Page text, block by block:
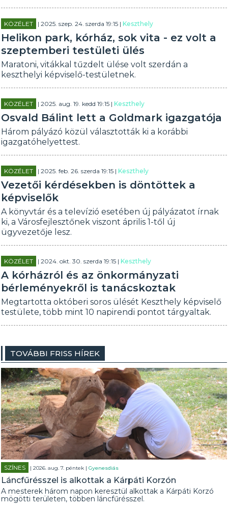
KÖZÉLET | 2025. szep. 24. szerda 19:15 |Keszthely
Helikon park, kórház, sok vita - ez volt a
szeptemberi testületi ülés
Maratoni, vitákkal tűzdelt ülése volt szerdán a
keszthelyi képviselő-testületnek.
KÖZÉLET | 2025. aug. 19. kedd 19:15 |Keszthely
Osvald Bálint lett a Goldmark igazgatója
Három pályázó közül választották ki a korábbi
igazgatóhelyettest.
KÖZÉLET | 2025. feb. 26. szerda 19:15 |Keszthely
Vezetői kérdésekben is döntöttek a
képviselők
A könyvtár és a televízió esetében új pályázatot írnak
ki, a Városfejlesztőnek viszont április 1-től új
ügyvezetője lesz.
KÖZÉLET | 2024. okt. 30. szerda 19:15 |Keszthely
A kórházról és az önkormányzati
bérleményekről is tanácskoztak
Megtartotta októberi soros ülését Keszthely képviselő
testülete, több mint 10 napirendi pontot tárgyaltak.
TOVÁBBI FRISS HÍREK
SZÍNES | 2026. aug. 7. péntek |Gyenesdiás
Láncfűrésszel is alkottak a Kárpáti Korzón
A mesterek három napon keresztül alkottak a Kárpáti Korzó
mögötti területen, többen láncfűrésszel.